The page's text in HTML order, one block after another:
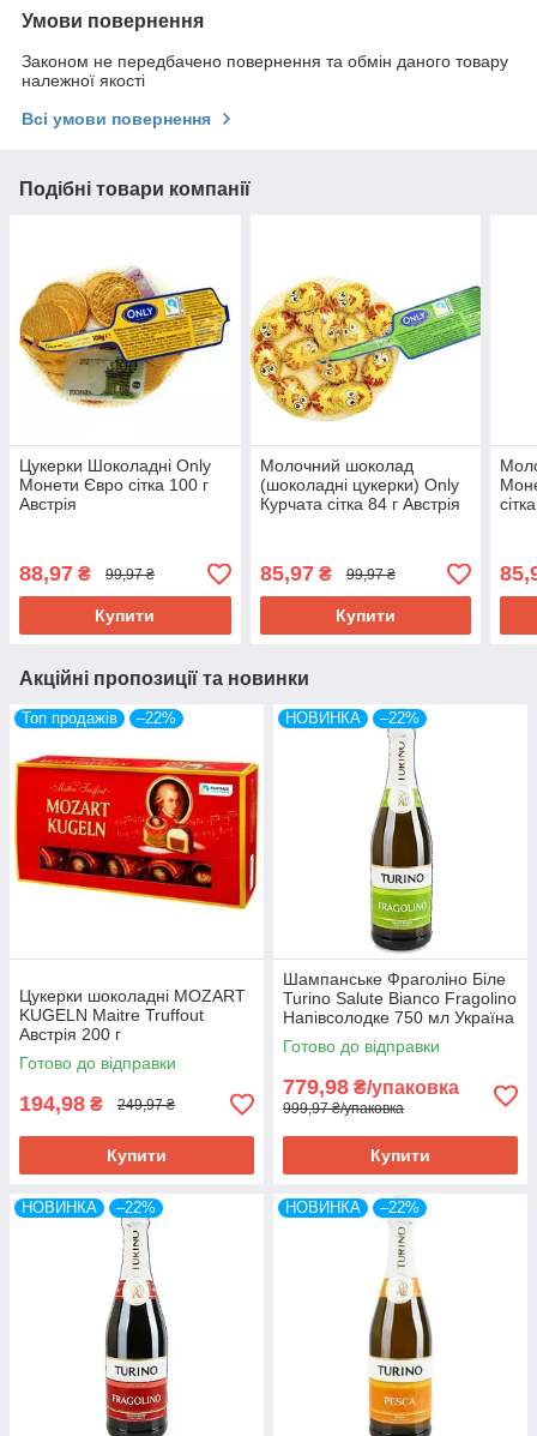
Умови повернення
Законом не передбачено повернення та обмін даного товару
належної якості
Всі умови повернення
Подібні товари компанії
Цукерки Шоколадні Only
Монети Євро сітка 100 г
Австрія
88,97 ₴ 99,97 ₴
Купити
Молочний шоколад
(шоколадні цукерки) Only
Курчата сітка 84 г Австрія
85,97₴ 99,97 ₴
Купити
Акційні пропозиції та новинки
Топ продажів –22%
Цукерки шоколадні MOZART
KUGELN Maitre Truffout
Австрія 200 г
Готово до відправки
194,98 ₴ 249,97 ₴
Купити
НОВИНКА –22%
Шампанське Фраголіно Біле
Turino Salute Bianco Fragolino
Напівсолодке 750 мл Україна
(6 шт/1 ящ)
Готово до відправки
779,98 ₴/упаковка
999,97 ₴/упаковка
Купити
НОВИНКА –22% НОВИНКА –22%